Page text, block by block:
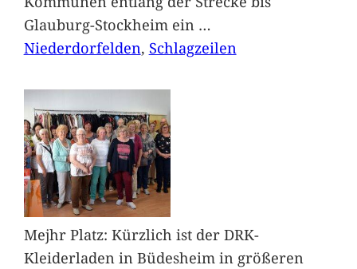
Glauburg-Stockheim ein …
Niederdorfelden, Schlagzeilen
Mejhr Platz: Kürzlich ist der DRK-
Kleiderladen in Büdesheim in größeren